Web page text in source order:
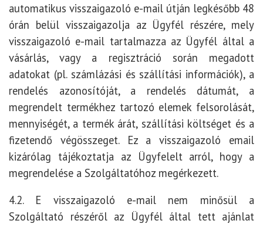
automatikus visszaigazoló e-mail útján legkésőbb 48
órán belül visszaigazolja az Ügyfél részére, mely
visszaigazoló e-mail tartalmazza az Ügyfél által a
vásárlás, vagy a regisztráció során megadott
adatokat (pl. számlázási és szállítási információk), a
rendelés azonosítóját, a rendelés dátumát, a
megrendelt termékhez tartozó elemek felsorolását,
mennyiségét, a termék árát, szállítási költséget és a
fizetendő végösszeget. Ez a visszaigazoló email
kizárólag tájékoztatja az Ügyfelelt arról, hogy a
megrendelése a Szolgáltatóhoz megérkezett.
4.2. E visszaigazoló e-mail nem minősül a
Szolgáltató részéről az Ügyfél által tett ajánlat